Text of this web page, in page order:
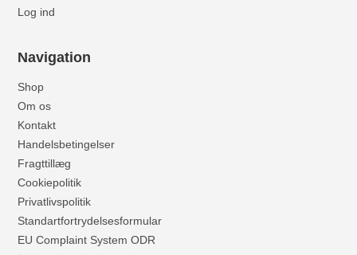
Log ind
Navigation
Shop
Om os
Kontakt
Handelsbetingelser
Fragttillæg
Cookiepolitik
Privatlivspolitik
Standartfortrydelsesformular
EU Complaint System ODR